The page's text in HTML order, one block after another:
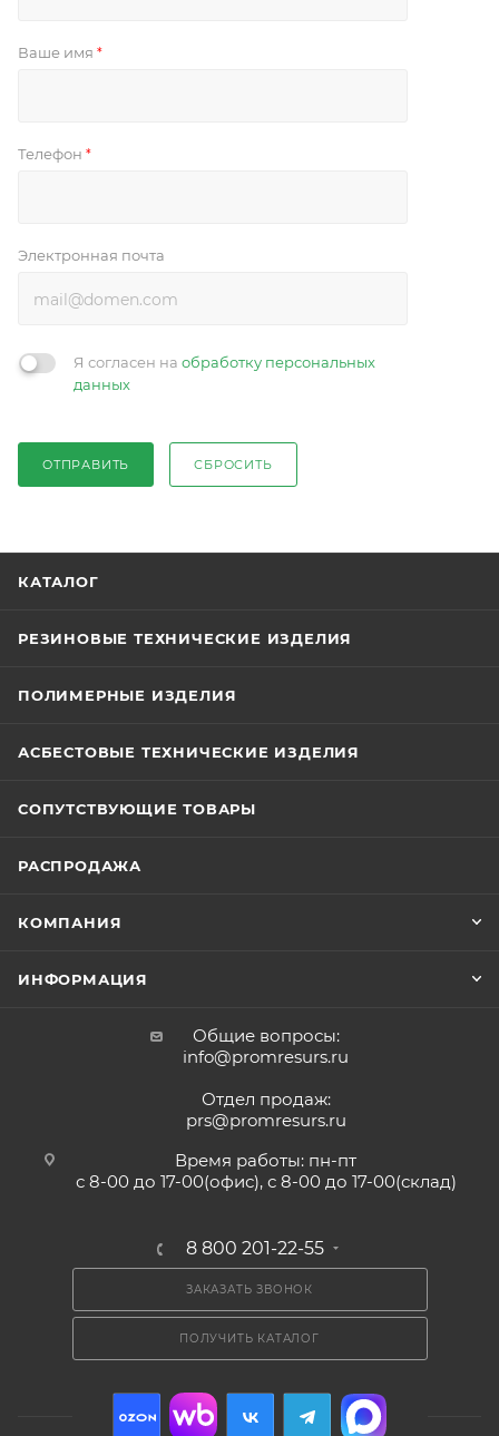
Ваше имя *
Телефон *
Электронная почта
Я согласен на обработку персональных
данных
ОТПРАВИТЬ СБРОСИТЬ
КАТАЛОГ
РЕЗИНОВЫЕ ТЕХНИЧЕСКИЕ ИЗДЕЛИЯ
ПОЛИМЕРНЫЕ ИЗДЕЛИЯ
АСБЕСТОВЫЕ ТЕХНИЧЕСКИЕ ИЗДЕЛИЯ
СОПУТСТВУЮЩИЕ ТОВАРЫ
РАСПРОДАЖА
КОМПАНИЯ
ИНФОРМАЦИЯ
Общие вопросы:
info@promresurs.ru
Отдел продаж:
prs@promresurs.ru
Время работы: пн-пт
с 8-00 до 17-00(офис), с 8-00 до 17-00(склад)
8 800 201-22-55
ЗАКАЗАТЬ ЗВОНОК
ПОЛУЧИТЬ КАТАЛОГ